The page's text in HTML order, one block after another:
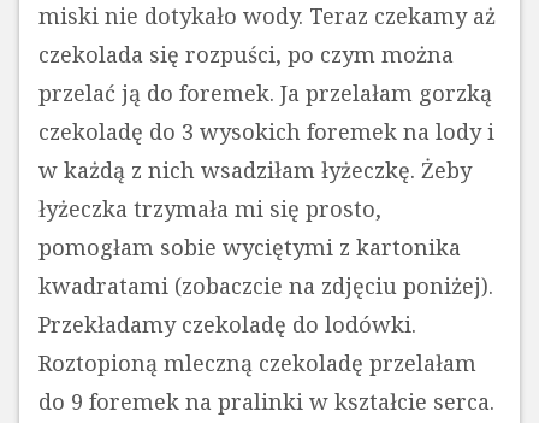
miski nie dotykało wody. Teraz czekamy aż
czekolada się rozpuści, po czym można
przelać ją do foremek. Ja przelałam gorzką
czekoladę do 3 wysokich foremek na lody i
w każdą z nich wsadziłam łyżeczkę. Żeby
łyżeczka trzymała mi się prosto,
pomogłam sobie wyciętymi z kartonika
kwadratami (zobaczcie na zdjęciu poniżej).
Przekładamy czekoladę do lodówki.
Roztopioną mleczną czekoladę przelałam
do 9 foremek na pralinki w kształcie serca.